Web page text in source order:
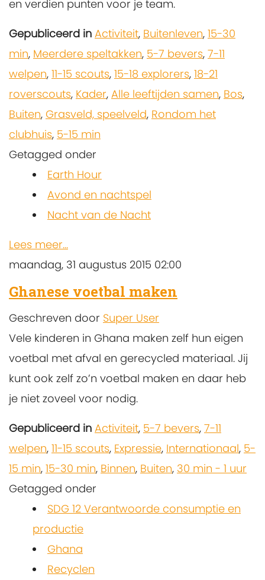
en verdien punten voor je team.
Gepubliceerd in Activiteit, Buitenleven, 15-30
min, Meerdere speltakken, 5-7 bevers, 7-11
welpen, 11-15 scouts, 15-18 explorers, 18-21
roverscouts, Kader, Alle leeftijden samen, Bos,
Buiten, Grasveld, speelveld, Rondom het
clubhuis, 5-15 min
Getagged onder
Earth Hour
Avond en nachtspel
Nacht van de Nacht
Lees meer...
maandag, 31 augustus 2015 02:00
Ghanese voetbal maken
Geschreven door Super User
Vele kinderen in Ghana maken zelf hun eigen
voetbal met afval en gerecycled materiaal. Jij
kunt ook zelf zo’n voetbal maken en daar heb
je niet zoveel voor nodig.
Gepubliceerd in Activiteit, 5-7 bevers, 7-11
welpen, 11-15 scouts, Expressie, Internationaal, 5-
15 min, 15-30 min, Binnen, Buiten, 30 min - 1 uur
Getagged onder
SDG 12 Verantwoorde consumptie en
productie
Ghana
Recyclen